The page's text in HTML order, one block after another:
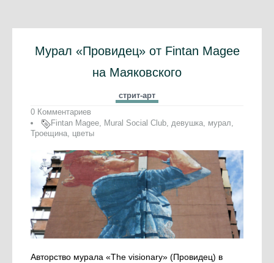
Мурал «Провидец» от Fintan Magee
на Маяковского
стрит-арт
0 Комментариев
Fintan Magee, Mural Social Club, девушка, мурал,
Троещина цветы
Авторство мурала «The visionary» (Провидец) в